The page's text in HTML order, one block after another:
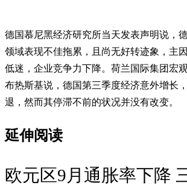
德国慕尼黑经济研究所当天发表声明说，
领域表现不佳拖累，且尚无好转迹象，主
低迷，企业竞争力下降。荷兰国际集团宏
布热斯基说，德国第三季度经济意外增长
退，然而其停滞不前的状况并没有改变。
延伸阅读
欧元区9月通胀率下降